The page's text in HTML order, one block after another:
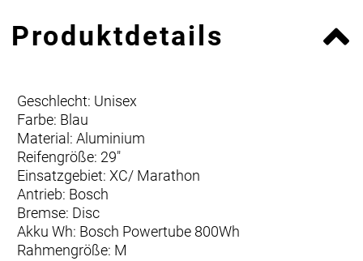
Produktdetails
Geschlecht: Unisex
Farbe: Blau
Material: Aluminium
Reifengröße: 29"
Einsatzgebiet: XC/ Marathon
Antrieb: Bosch
Bremse: Disc
Akku Wh: Bosch Powertube 800Wh
Rahmengröße: M